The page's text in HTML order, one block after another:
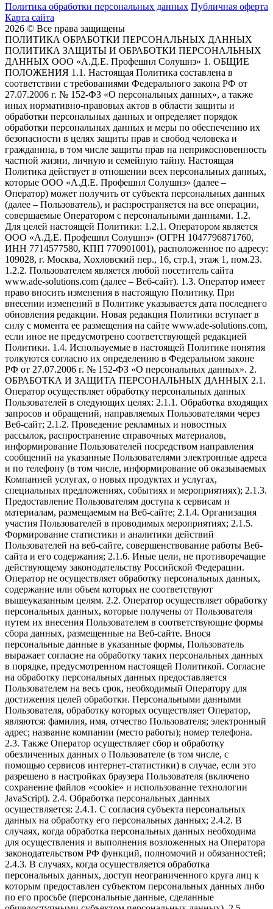
Политика обработки персональных данных Публичная оферта
Карта сайта
2026 © Все права защищены
ПОЛИТИКА ОБРАБОТКИ ПЕРСОНАЛЬНЫХ ДАННЫХ
ПОЛИТИКА ЗАЩИТЫ И ОБРАБОТКИ ПЕРСОНАЛЬНЫХ
ДАННЫХ ООО «А.Д.Е. Профешнл Солушнз» 1. ОБЩИЕ
ПОЛОЖЕНИЯ 1.1. Настоящая Политика составлена в
соответствии с требованиями Федерального закона РФ от
27.07.2006 г. № 152-ФЗ «О персональных данных», а также
иных нормативно-правовых актов в области защиты и
обработки персональных данных и определяет порядок
обработки персональных данных и меры по обеспечению их
безопасности в целях защиты прав и свобод человека и
гражданина, в том числе защиты прав на неприкосновенность
частной жизни, личную и семейную тайну. Настоящая
Политика действует в отношении всех персональных данных,
которые ООО «А.Д.Е. Профешнл Солушнз» (далее –
Оператор) может получить от субъекта персональных данных
(далее – Пользователь), и распространяется на все операции,
совершаемые Оператором с персональными данными. 1.2.
Для целей настоящей Политики: 1.2.1. Оператором является
ООО «А.Д.Е. Профешнл Солушнз» (ОГРН 1047796871760,
ИНН 7714577580, КПП 770901001), расположенное по адресу:
109028, г. Москва, Хохловский пер., 16, стр.1, этаж 1, пом.23.
1.2.2. Пользователем является любой посетитель сайта
www.ade-solutions.com (далее – Веб-сайт). 1.3. Оператор имеет
право вносить изменения в настоящую Политику. При
внесении изменений в Политике указывается дата последнего
обновления редакции. Новая редакция Политики вступает в
силу с момента ее размещения на сайте www.ade-solutions.com,
если иное не предусмотрено соответствующей редакцией
Политики. 1.4. Используемые в настоящей Политике понятия
толкуются согласно их определению в Федеральном законе
РФ от 27.07.2006 г. № 152-ФЗ «О персональных данных». 2.
ОБРАБОТКА И ЗАЩИТА ПЕРСОНАЛЬНЫХ ДАННЫХ 2.1.
Оператор осуществляет обработку персональных данных
Пользователей в следующих целях: 2.1.1. Обработка входящих
запросов и обращений, направляемых Пользователями через
Веб-сайт; 2.1.2. Проведение рекламных и новостных
рассылок, распространение справочных материалов,
информирование Пользователей посредством направления
сообщений на указанные Пользователями электронные адреса
и по телефону (в том числе, информирование об оказываемых
Компанией услугах, о новых продуктах и услугах,
специальных предложениях, событиях и мероприятиях); 2.1.3.
Предоставление Пользователям доступа к сервисам и
материалам, размещаемым на Веб-сайте; 2.1.4. Организация
участия Пользователей в проводимых мероприятиях; 2.1.5.
Формирование статистики и аналитики действий
Пользователей на веб-сайте, совершенствование работы Веб-
сайта и его содержания; 2.1.6. Иные цели, не противоречащие
действующему законодательству Российской Федерации.
Оператор не осуществляет обработку персональных данных,
содержание или объем которых не соответствуют
вышеуказанным целям. 2.2. Оператор осуществляет обработку
персональных данных, которые получены от Пользователя
путем их внесения Пользователем в соответствующие формы
сбора данных, размещенные на Веб-сайте. Внося
персональные данные в указанные формы, Пользователь
выражает согласие на обработку таких персональных данных
в порядке, предусмотренном настоящей Политикой. Согласие
на обработку персональных данных предоставляется
Пользователем на весь срок, необходимый Оператору для
достижения целей обработки. Персональными данными
Пользователя, обработку которых осуществляет Оператор,
являются: фамилия, имя, отчество Пользователя; электронный
адрес; название компании (место работы); номер телефона.
2.3. Также Оператор осуществляет сбор и обработку
обезличенных данных о Пользователе (в том числе, с
помощью сервисов интернет-статистики) в случае, если это
разрешено в настройках браузера Пользователя (включено
сохранение файлов «cookie» и использование технологии
JavaScript). 2.4. Обработка персональных данных
осуществляется: 2.4.1. С согласия субъекта персональных
данных на обработку его персональных данных; 2.4.2. В
случаях, когда обработка персональных данных необходима
для осуществления и выполнения возложенных на Оператора
законодательством РФ функций, полномочий и обязанностей;
2.4.3. В случаях, когда осуществляется обработка
персональных данных, доступ неограниченного круга лиц к
которым предоставлен субъектом персональных данных либо
по его просьбе (персональные данные, сделанные